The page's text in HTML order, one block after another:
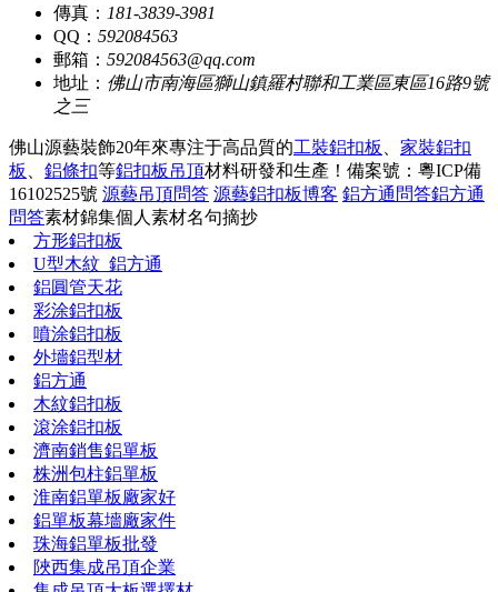
傳真： 181-3839-3981
QQ： 592084563
郵箱： 592084563@qq.com
地址： 佛山市南海區獅山鎮羅村聯和工業區東區16路9號
之三
佛山源藝裝飾20年來專注于高品質的工裝鋁扣板
家裝鋁扣
板
鋁條扣等鋁扣板吊頂材料研發和生產！ 備案號：粵ICP備
16102525號 源藝吊頂問答 源藝鋁扣板博客 鋁方通問答鋁方通
問答素材錦集個人素材名句摘抄
方形鋁扣板
U型木紋_鋁方通
鋁圓管天花
彩涂鋁扣板
噴涂鋁扣板
外墻鋁型材
鋁方通
木紋鋁扣板
滾涂鋁扣板
濟南銷售鋁單板
株洲包柱鋁單板
淮南鋁單板廠家好
鋁單板幕墻廠家件
珠海鋁單板批發
陜西集成吊頂企業